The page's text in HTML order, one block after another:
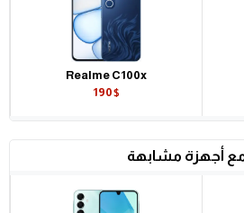
Realme C100x
190$
أجهزة مشابهة